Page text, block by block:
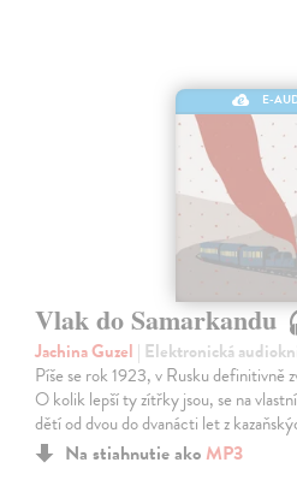
E-
Vlak do Samarkandu
Jachina Guzel | Elektronická
Píše se rok 1923, v Rusku definitivně
O kolik lepší ty zítřky jsou, se na
dětí od dvou do dvanácti let z
Na stiahnutie ako MP3